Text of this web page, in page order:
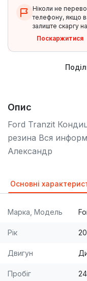
Ніколи не
телефону, якщо
залиште скаргу
Поскаржитися
Опис
Ford Tranzit
резина Вся
Александр
Основні
Марка, Модель
Рік
Двигун
Пробіг